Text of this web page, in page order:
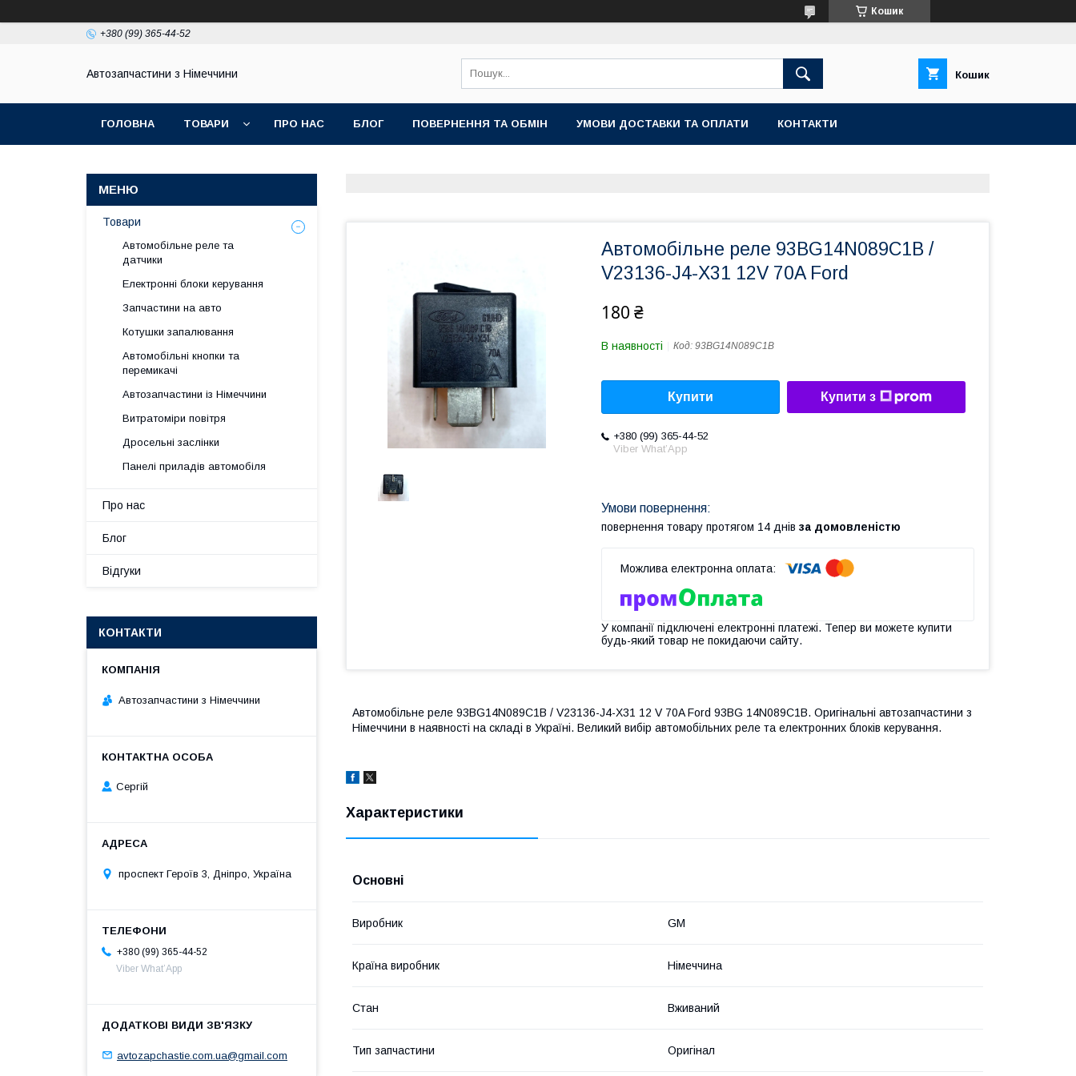
Кошик
+380 (99) 365-44-52
Автозапчастини з Німеччини Кошик
ГОЛОВНА ТОВАРИ ПРО НАС БЛОГ ПОВЕРНЕННЯ ТА ОБМІН УМОВИ ДОСТАВКИ ТА ОПЛАТИ КОНТАКТИ
Автомобільне реле 93BG14N089C1B /
V23136-J4-X31 12V 70A Ford
180 ₴
В наявності Код: 93BG14N089C1B
Купити Купити з
+380 (99) 365-44-52
Viber What’App
повернення товару протягом 14 днів за домовленістю
У компанії підключені електронні платежі. Тепер ви можете купити
будь-який товар не покидаючи сайту.
Автомобільне реле 93BG14N089C1B / V23136-J4-X31 12 V 70A Ford 93BG 14N089C1B. Оригінальні автозапчастини з
Німеччини в наявності на складі в Україні. Великий вибір автомобільних реле та електронних блоків керування.
Характеристики
Основні
Виробник GM
Країна виробник Німеччина
Стан Вживаний
Тип запчастини Оригінал
Товари
Автомобільне реле та
датчики
Електронні блоки керування
Запчастини на авто
Котушки запалювання
Автомобільні кнопки та
перемикачі
Автозапчастини із Німеччини
Витратоміри повітря
Дросельні заслінки
Панелі приладів автомобіля
Про нас
Блог
Відгуки
КОНТАКТИ
Автозапчастини з Німеччини
Сергій
проспект Героїв 3, Дніпро, Україна
+380 (99) 365-44-52
Viber What’App
avtozapchastie.com.ua@gmail.com